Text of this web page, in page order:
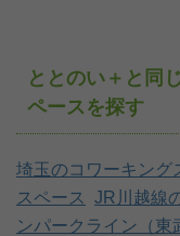
ととのい＋と同
ペースを探す
埼玉のコワーキング
スペース
JR川越線
ンパークライン（東